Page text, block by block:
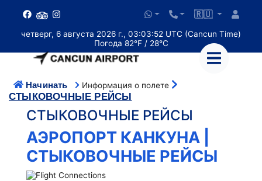
🇷🇺
четверг, 6 августа 2026 г., 03:03:52 UTC (Cancun Time)
Погода 82°F / 28°C
Начинать Информация о полете
СТЫКОВОЧНЫЕ РЕЙСЫ
СТЫКОВОЧНЫЕ РЕЙСЫ
АЭРОПОРТ КАНКУНА |
СТЫКОВОЧНЫЕ РЕЙСЫ